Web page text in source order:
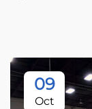
09
Oct